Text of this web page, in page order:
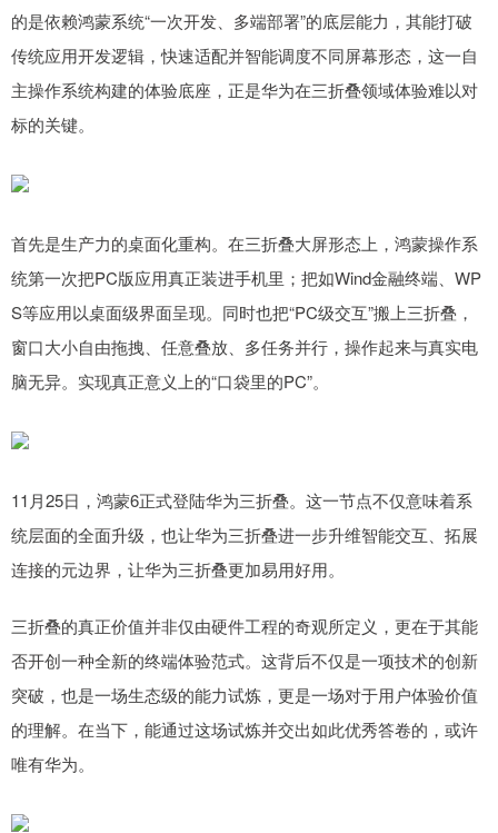
的是依赖鸿蒙系统“一次开发、多端部署”的底层能力，其能打破
传统应用开发逻辑，快速适配并智能调度不同屏幕形态，这一自
主操作系统构建的体验底座，正是华为在三折叠领域体验难以对
标的关键。
首先是生产力的桌面化重构。在三折叠大屏形态上，鸿蒙操作系
统第一次把PC版应用真正装进手机里；把如Wind金融终端、WP
S等应用以桌面级界面呈现。同时也把“PC级交互”搬上三折叠，
窗口大小自由拖拽、任意叠放、多任务并行，操作起来与真实电
脑无异。实现真正意义上的“口袋里的PC”。
11月25日，鸿蒙6正式登陆华为三折叠。这一节点不仅意味着系
统层面的全面升级，也让华为三折叠进一步升维智能交互、拓展
连接的元边界，让华为三折叠更加易用好用。
三折叠的真正价值并非仅由硬件工程的奇观所定义，更在于其能
否开创一种全新的终端体验范式。这背后不仅是一项技术的创新
突破，也是一场生态级的能力试炼，更是一场对于用户体验价值
的理解。在当下，能通过这场试炼并交出如此优秀答卷的，或许
唯有华为。